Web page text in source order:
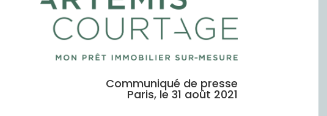
Communiqué de presse
Paris, le 31 août 2021